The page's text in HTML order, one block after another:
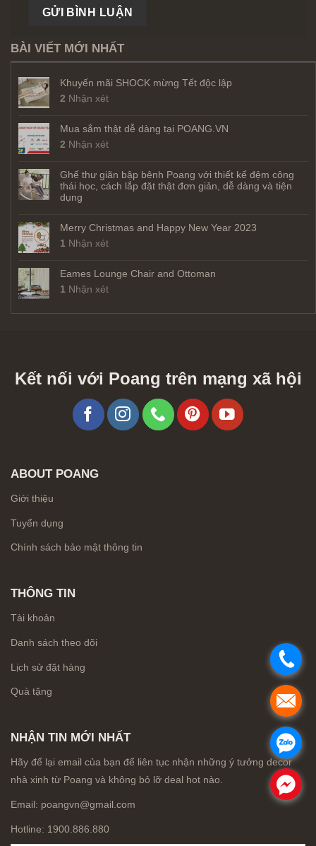
BÀI VIẾT MỚI NHẤT
Khuyến mãi SHOCK mừng Tết độc lập
2 Nhận xét
Mua sắm thật dễ dàng tại POANG.VN
2 Nhận xét
Ghế thư giãn bập bênh Poang với thiết kế đệm công
thái học, cách lắp đặt thật đơn giản, dễ dàng và tiện
dụng
Merry Christmas and Happy New Year 2023
1 Nhận xét
Eames Lounge Chair and Ottoman
1 Nhận xét
Kết nối với Poang trên mạng xã hội
ABOUT POANG
Giới thiệu
Tuyển dụng
Chính sách bảo mật thông tin
THÔNG TIN
Tài khoản
Danh sách theo dõi
Lịch sử đặt hàng
Quà tặng
NHẬN TIN MỚI NHẤT
Hãy để lại email của bạn để liên tục nhận những ý tưởng decor
nhà xinh từ Poang và không bỏ lỡ deal hot nào.
Email: poangvn@gmail.com
Hotline: 1900.886.880
.
.
.
.